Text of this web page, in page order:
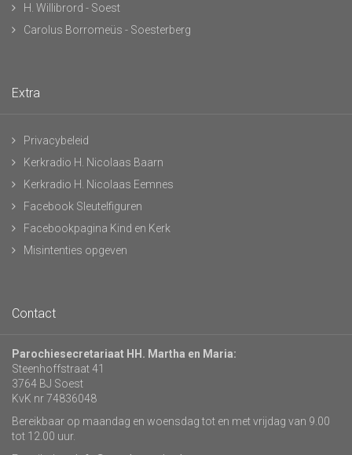
H. Willibrord - Soest
Carolus Borromeüs - Soesterberg
Extra
Privacybeleid
Kerkradio H. Nicolaas Baarn
Kerkradio H. Nicolaas Eemnes
Facebook Sleutelfiguren
Facebookpagina Kind en Kerk
Misintenties opgeven
Contact
Parochiesecretariaat HH. Martha en Maria:
Steenhoffstraat 41
3764 BJ Soest
KvK nr 74836048
Bereikbaar op maandag en woensdag tot en met vrijdag van 9.00
tot 12.00 uur.